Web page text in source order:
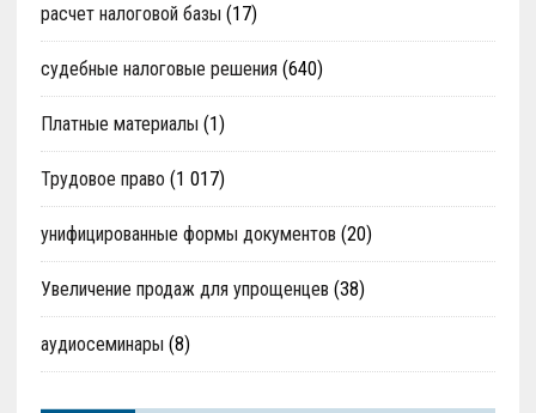
расчет налоговой базы (17)
судебные налоговые решения (640)
Платные материалы (1)
Трудовое право (1 017)
унифицированные формы документов (20)
Увеличение продаж для упрощенцев (38)
аудиосеминары (8)